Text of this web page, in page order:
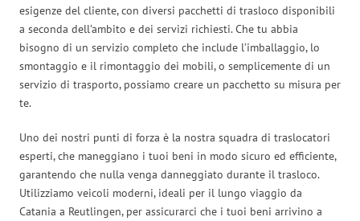
esigenze del cliente, con diversi pacchetti di trasloco disponibili
a seconda dell’ambito e dei servizi richiesti. Che tu abbia
bisogno di un servizio completo che include l’imballaggio, lo
smontaggio e il rimontaggio dei mobili, o semplicemente di un
servizio di trasporto, possiamo creare un pacchetto su misura per
te.
Uno dei nostri punti di forza è la nostra squadra di traslocatori
esperti, che maneggiano i tuoi beni in modo sicuro ed efficiente,
garantendo che nulla venga danneggiato durante il trasloco.
Utilizziamo veicoli moderni, ideali per il lungo viaggio da
Catania a Reutlingen, per assicurarci che i tuoi beni arrivino a